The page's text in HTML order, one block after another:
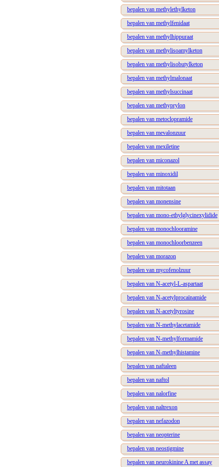
bepalen van methylethylketon
bepalen van methylfenidaat
bepalen van methylhippuraat
bepalen van methylisoamylketon
bepalen van methylisobutylketon
bepalen van methylmalonaat
bepalen van methylsuccinaat
bepalen van methyprylon
bepalen van metoclopramide
bepalen van mevalonzuur
bepalen van mexiletine
bepalen van miconazol
bepalen van minoxidil
bepalen van mitotaan
bepalen van monensine
bepalen van mono-ethylglycinexylidide
bepalen van monochlooramine
bepalen van monochloorbenzeen
bepalen van morazon
bepalen van mycofenolzuur
bepalen van N-acetyl-L-aspartaat
bepalen van N-acetylprocaïnamide
bepalen van N-acetyltyrosine
bepalen van N-methylacetamide
bepalen van N-methylformamide
bepalen van N-methylhistamine
bepalen van naftaleen
bepalen van naftol
bepalen van nalorfine
bepalen van naltrexon
bepalen van nefazodon
bepalen van neopterine
bepalen van neostigmine
bepalen van neurokinine A met assay